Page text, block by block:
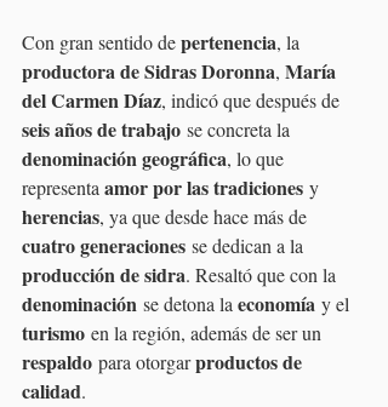
Con gran sentido de pertenencia, la
productora de Sidras Doronna, María
del Carmen Díaz, indicó que después de
seis años de trabajo se concreta la
denominación geográfica, lo que
representa amor por las tradiciones y
herencias, ya que desde hace más de
cuatro generaciones se dedican a la
producción de sidra. Resaltó que con la
denominación se detona la economía y el
turismo en la región, además de ser un
respaldo para otorgar productos de
calidad.